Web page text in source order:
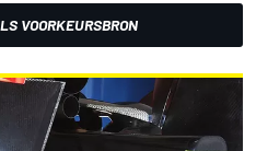
VOORKEURSBRON